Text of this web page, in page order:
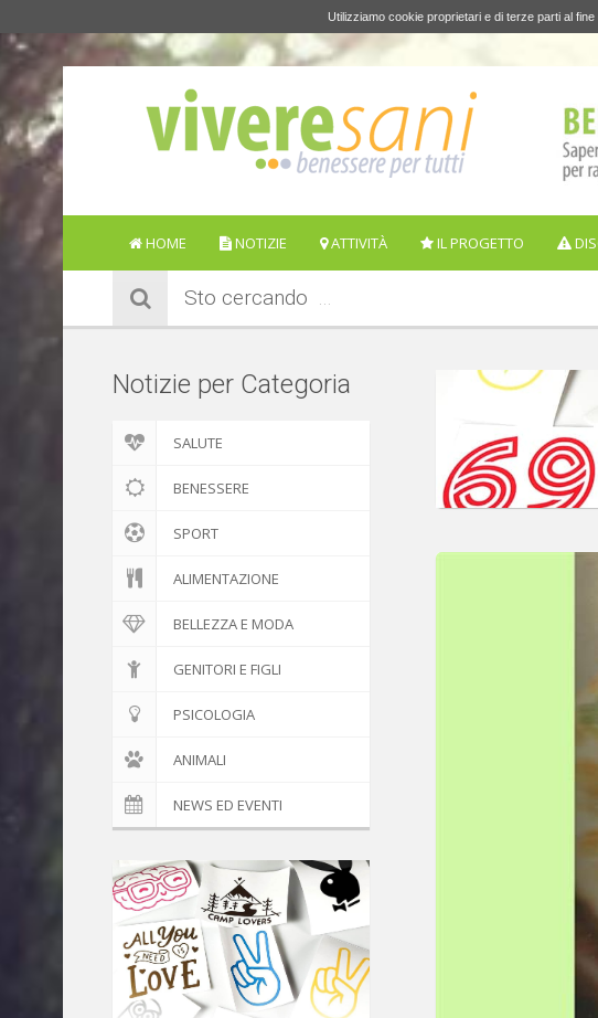
Utilizziamo cookie proprietari e di terze parti al
HOME NOTIZIE ATTIVITÀ IL PROGETTO
Sto cercando
Notizie per Categoria
SALUTE
BENESSERE
SPORT
ALIMENTAZIONE
BELLEZZA E MODA
GENITORI E FIGLI
PSICOLOGIA
ANIMALI
NEWS ED EVENTI